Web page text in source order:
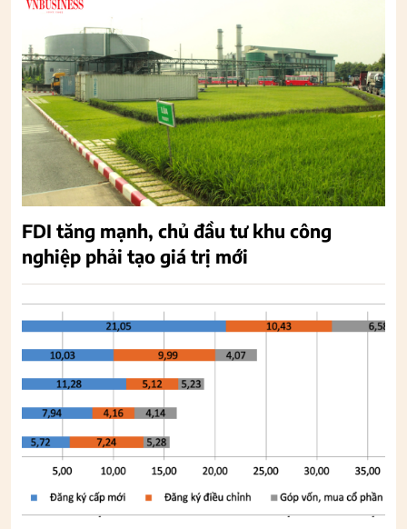
FDI tăng mạnh, chủ đầu tư khu công
nghiệp phải tạo giá trị mới